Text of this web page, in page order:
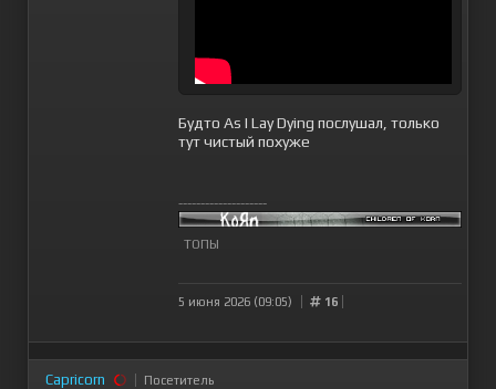
Будто As I Lay Dying послушал, только
тут чистый похуже
--------------------
ТОПЫ
5 июня 2026 (09:05) 16
Capricorn Посетитель